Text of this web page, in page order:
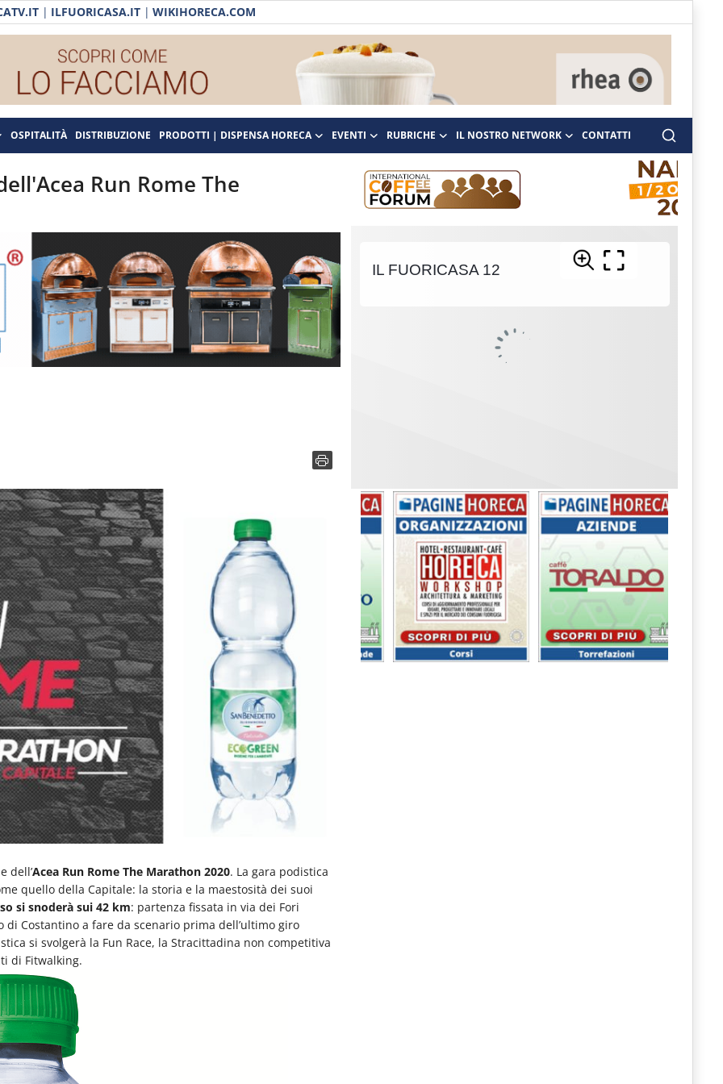
| ILFUORICASA.IT | WIKIHORECA.COM
OSPITALITÀ DISTRIBUZIONE PRODOTTI | DISPENSA HORECA EVENTI RUBRICHE IL NOSTRO NETWORK CONTATTI
Run Rome The
dell’Acea Run Rome The Marathon 2020. La gara podistica
quello della Capitale: la storia e la maestosità dei suoi
si snoderà sui 42 km: partenza fissata in via dei Fori
Costantino a fare da scenario prima dell’ultimo giro
si svolgerà la Fun Race, la Stracittadina non competitiva
di Fitwalking.